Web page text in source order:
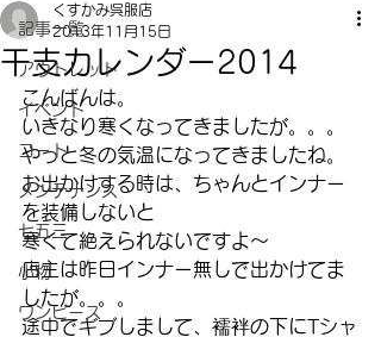
記事一覧
アウトレット
イベント
コート
メンテナンス
七五三
小物
ワンピース
干支カレンダー2014
くすかみ呉服店
2013年11月15日
こんばんは。
いきなり寒くなってきましたが。。。
やっと冬の気温になってきましたね。
お出かけする時は、ちゃんとインナー
を装備しないと
寒くて絶えられないですよ～
店主は昨日インナー無しで出かけてま
したが。。。
途中でギブしまして、襦袢の下にTシャ